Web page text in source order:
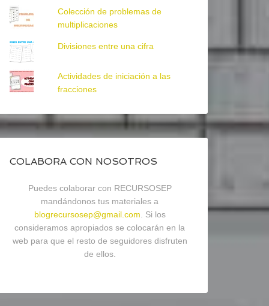
Colección de problemas de
multiplicaciones
Divisiones entre una cifra
Actividades de iniciación a las
fracciones
COLABORA CON NOSOTROS
Puedes colaborar con RECURSOSEP
mandándonos tus materiales a
blogrecursosep@gmail.com . Si los
consideramos apropiados se colocarán en la
web para que el resto de seguidores disfruten
de ellos.